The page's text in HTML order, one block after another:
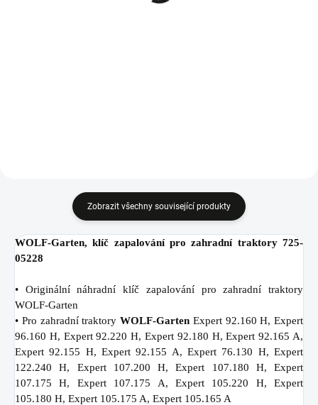
Zobrazit všechny související produkty
WOLF-Garten, klíč zapalování pro zahradní traktory 725-
05228
• Originální náhradní klíč zapalování pro zahradní traktory
WOLF-Garten
• Pro zahradní traktory WOLF-Garten Expert 92.160 H, Expert
96.160 H, Expert 92.220 H, Expert 92.180 H, Expert 92.165 A,
Expert 92.155 H, Expert 92.155 A, Expert 76.130 H, Expert
122.240 H, Expert 107.200 H, Expert 107.180 H, Expert
107.175 H, Expert 107.175 A, Expert 105.220 H, Expert
105.180 H, Expert 105.175 A, Expert 105.165 A